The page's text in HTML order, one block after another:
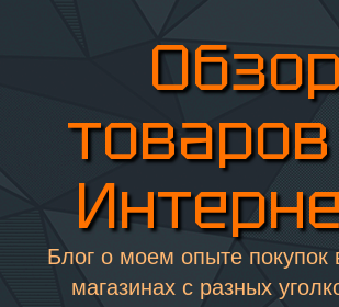
Блог о моем опыте покупок
магазинах с разных